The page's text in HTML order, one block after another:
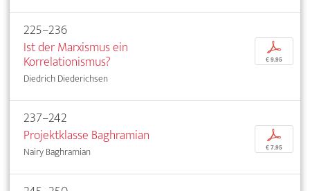
225–236
Ist der Marxismus ein
Korrelationismus?
Diedrich Diederichsen
p
€ 9,95
237–242
Projektklasse Baghramian
Nairy Baghramian
p
€ 7,95